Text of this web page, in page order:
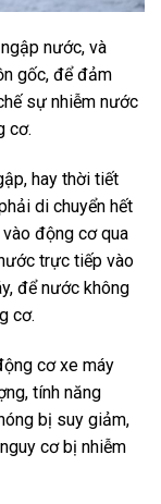
nước, và
gốc, để đảm
sự nhiễm nước
cơ.
hay thời tiết
di chuyển hết
động cơ qua
trực tiếp vào
để nước không
cơ.
cơ xe máy
tính năng
bị suy giảm,
cơ bị nhiễm